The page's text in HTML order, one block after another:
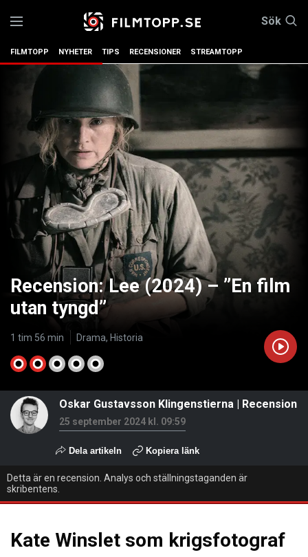
Sök
FILMTOPP NYHETER TIPS RECENSIONER STREAMTOPP
Recension: Lee (2024) – ”En film
utan tyngd”
1 tim 56 min Drama, Historia
Oskar Gustavsson Klingenstierna | Recension
25 september 2024 kl. 09:59
Dela artikeln Kopiera länk
Detta är en recension. Analys och ställningstaganden är
skribentens.
Kate Winslet som krigsfotograf